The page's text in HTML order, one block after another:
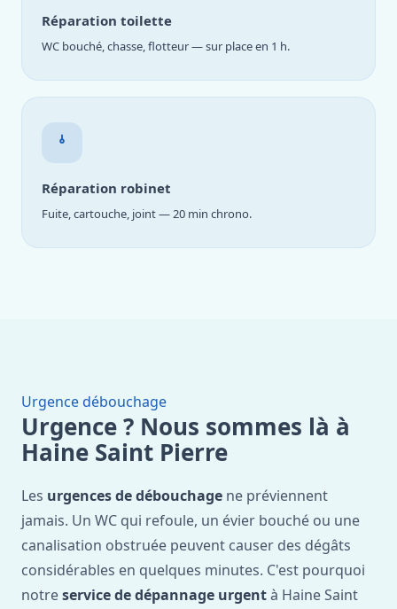
Réparation toilette
WC bouché, chasse, flotteur — sur place en 1 h.
Réparation robinet
Fuite, cartouche, joint — 20 min chrono.
Urgence débouchage
Urgence ? Nous sommes là à
Haine Saint Pierre
Les urgences de débouchage ne préviennent
jamais. Un WC qui refoule, un évier bouché ou une
canalisation obstruée peuvent causer des dégâts
considérables en quelques minutes. C'est pourquoi
notreservice de dépannage urgentà Haine Saint